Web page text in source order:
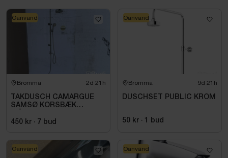
Bromma 2d 21h
TAKDUSCH CAMARGUE
SAMSØ KORSBÆK
450 kr · 7 bud
Oanvänd
Bromma 9d 21h
DUSCHSET PUBLIC KROM
50 kr · 1 bud
Oanvänd
Oanvänd Oanvänd